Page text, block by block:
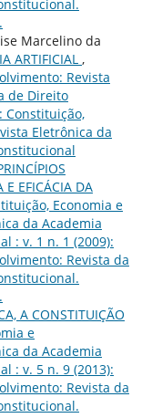
Marcelino da
ARTIFICIAL ,
Revista
de Direito
Constituição,
Eletrônica da
E EFICÁCIA DA
Economia e
da Academia
: v. 1 n. 1 (2009):
Revista da
A CONSTITUIÇÃO
e
da Academia
: v. 5 n. 9 (2013):
Revista da